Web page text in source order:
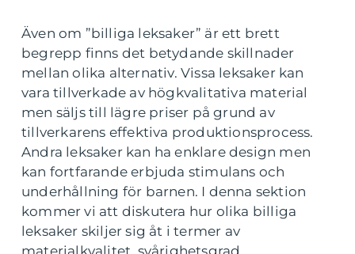
Även om ”billiga leksaker” är ett brett
begrepp finns det betydande skillnader
mellan olika alternativ. Vissa leksaker kan
vara tillverkade av högkvalitativa material
men säljs till lägre priser på grund av
tillverkarens effektiva produktionsprocess.
Andra leksaker kan ha enklare design men
kan fortfarande erbjuda stimulans och
underhållning för barnen. I denna sektion
kommer vi att diskutera hur olika billiga
leksaker skiljer sig åt i termer av
materialkvalitet, svårighetsgrad,